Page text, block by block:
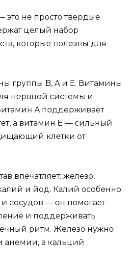
это не просто твёрдые
целый набор
которые полезны для
группы B, A и E. Витамины
нервной системы и
A поддерживает
а витамин E — сильный
клетки от
впечатляет: железо,
и йод. Калий особенно
сосудов — он помогает
и поддерживать
ритм. Железо нужно
анемии, а кальций